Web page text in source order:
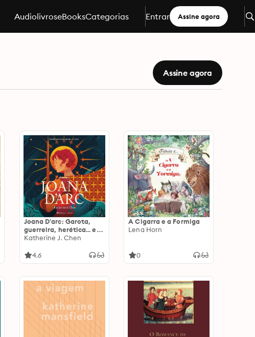
AudiolivroseBooksCategorias Entrar Assine agora
Assine agora
Joana D'arc: Garota,
guerreira, herética... e
santa
Katherine J. Chen
4.6
A Cigarra e a Formiga
Lena Horn
0